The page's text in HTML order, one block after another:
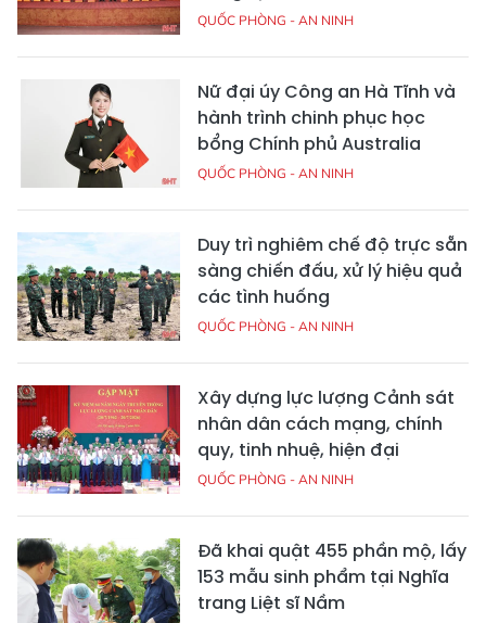
QUỐC PHÒNG - AN NINH
Nữ đại úy Công an Hà Tĩnh và
hành trình chinh phục học
bổng Chính phủ Australia
QUỐC PHÒNG - AN NINH
Duy trì nghiêm chế độ trực sẵn
sàng chiến đấu, xử lý hiệu quả
các tình huống
QUỐC PHÒNG - AN NINH
Xây dựng lực lượng Cảnh sát
nhân dân cách mạng, chính
quy, tinh nhuệ, hiện đại
QUỐC PHÒNG - AN NINH
Đã khai quật 455 phần mộ, lấy
153 mẫu sinh phẩm tại Nghĩa
trang Liệt sĩ Nầm